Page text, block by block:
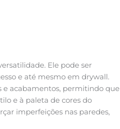
Ele pode ser
e até mesmo em drywall.
e acabamentos, permitindo que
e à paleta de cores do
imperfeições nas paredes,